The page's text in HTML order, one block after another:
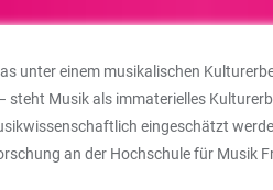
unter einem musikalischen
Musik als immaterielles
eingeschätzt
an der Hochschule für